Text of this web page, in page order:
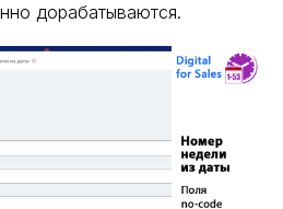
дорабатываются.